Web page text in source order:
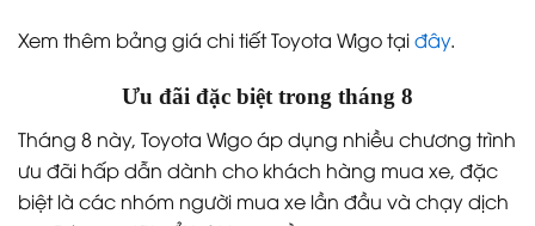
Xem thêm bảng giá chi tiết Toyota Wigo tạiđây.
Ưu đãi đặc biệt trong tháng 8
Tháng 8 này, Toyota Wigo áp dụng nhiều chương trình
ưu đãi hấp dẫn dành cho khách hàng mua xe, đặc
biệt là các nhóm người mua xe lần đầu và chạy dịch